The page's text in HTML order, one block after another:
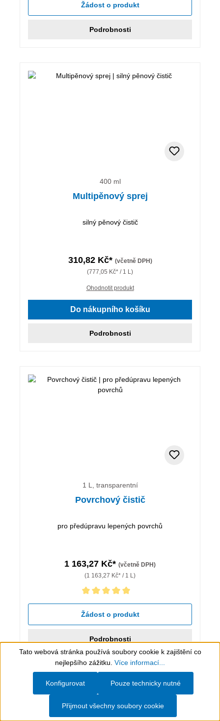
Žádost o produkt
Podrobnosti
400 ml
Multipěnový sprej
silný pěnový čistič
310,82 Kč* (včetně DPH)
(777,05 Kč* / 1 L)
Ohodnotit produkt
Do nákupního košíku
Podrobnosti
1 L, transparentní
Povrchový čistič
pro předúpravu lepených povrchů
1 163,27 Kč* (včetně DPH)
(1 163,27 Kč* / 1 L)
Průměrné hodnocení 5 z 5 hvězd
Žádost o produkt
Podrobnosti
Show toolbar
Tato webová stránka používá soubory cookie k zajištění co
nejlepšího zážitku. Více informací...
Pouze technicky nutné
Konfigurovat
Přijmout všechny soubory cookie